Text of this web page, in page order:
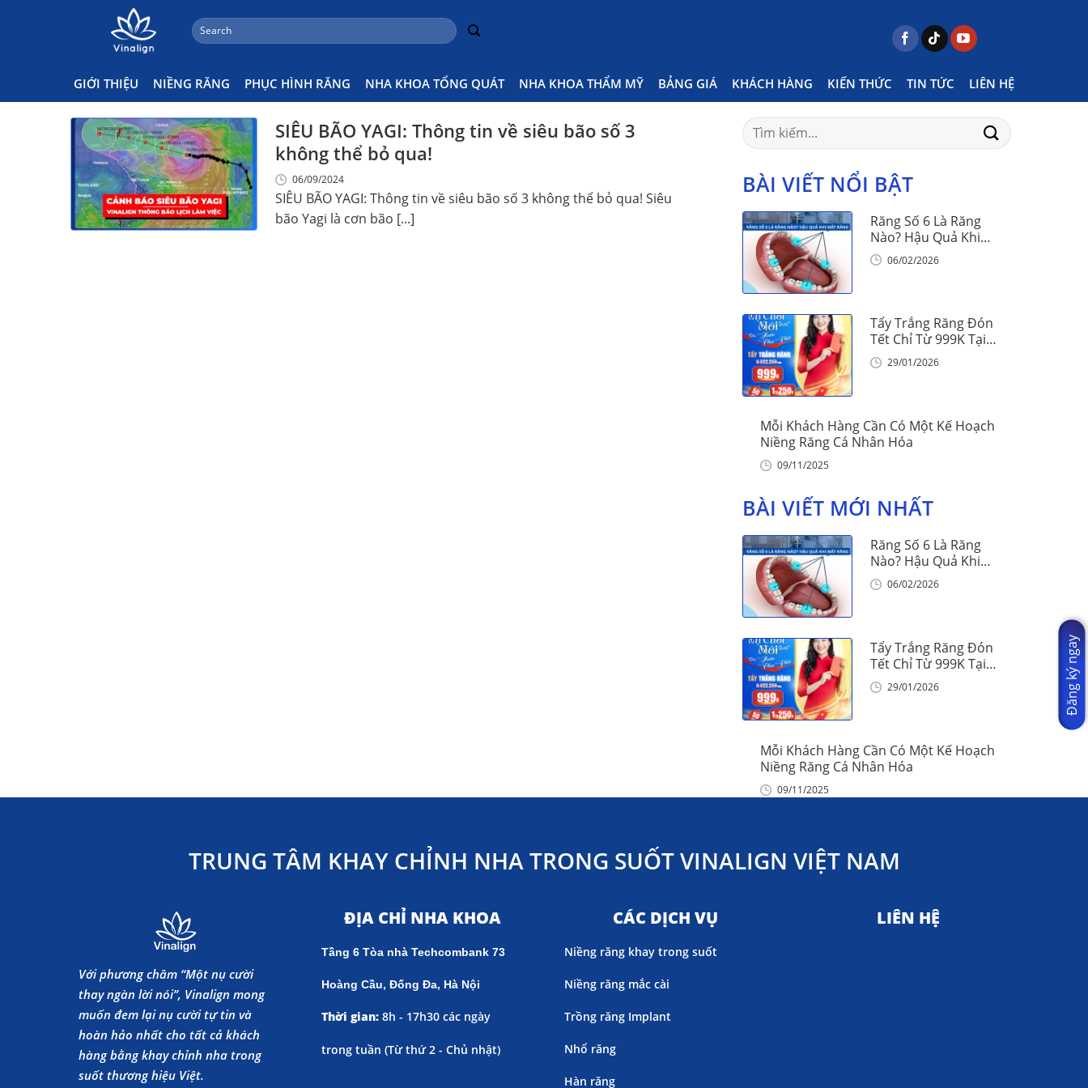
Search
for:
GIỚI THIỆU NIỀNG RĂNG PHỤC HÌNH RĂNG NHA KHOA TỔNG QUÁT NHA KHOA THẨM MỸ BẢNG GIÁ KHÁCH HÀNG KIẾN THỨC TIN TỨC LIÊN HỆ
Thông Báo Lịch Nghỉ Bão Posts tagged "thông báo lịch nghỉ bão"
SIÊU BÃO YAGI: Thông tin về siêu bão số 3
không thể bỏ qua!
06/09/2024
SIÊU BÃO YAGI: Thông tin về siêu bão số 3 không thể bỏ qua! Siêu
bão Yagi là cơn bão [...]
Search
for:
BÀI VIẾT NỔI BẬT
Răng Số 6 Là Răng
Nào? Hậu Quả Khi
Mất Răng Số 6
06/02/2026
Tẩy Trắng Răng Đón
Tết Chỉ Từ 999K Tại
Nha Khoa Vinalign
29/01/2026
Mỗi Khách Hàng Cần Có Một Kế Hoạch
Niềng Răng Cá Nhân Hóa
09/11/2025
BÀI VIẾT MỚI NHẤT
Răng Số 6 Là Răng
Nào? Hậu Quả Khi
Mất Răng Số 6
06/02/2026
Tẩy Trắng Răng Đón
Tết Chỉ Từ 999K Tại
Nha Khoa Vinalign
29/01/2026
Mỗi Khách Hàng Cần Có Một Kế Hoạch
Niềng Răng Cá Nhân Hóa
09/11/2025
TRUNG TÂM KHAY CHỈNH NHA TRONG SUỐT VINALIGN VIỆT NAM
Với phương châm “Một nụ cười
thay ngàn lời nói”, Vinalign mong
muốn đem lại nụ cười tự tin và
hoàn hảo nhất cho tất cả khách
hàng bằng khay chỉnh nha trong
suốt thương hiệu Việt.
ĐỊA CHỈ NHA KHOA
Tầng 6 Tòa nhà Techcombank 73
Hoàng Cầu, Đống Đa, Hà Nội
Thời gian: 8h - 17h30 các ngày
trong tuần (Từ thứ 2 - Chủ nhật)
CÁC DỊCH VỤ
Niềng răng khay trong suốt
Niềng răng mắc cài
Trồng răng Implant
Nhổ răng
Hàn răng
LIÊN HỆ
Đăng ký ngay